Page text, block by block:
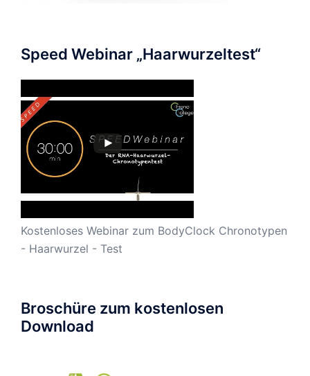
Speed Webinar „Haarwurzeltest“
Kostenloses Webinar zum BodyClock Chronotypen
- Haarwurzel - Test
Broschüre zum kostenlosen
Download